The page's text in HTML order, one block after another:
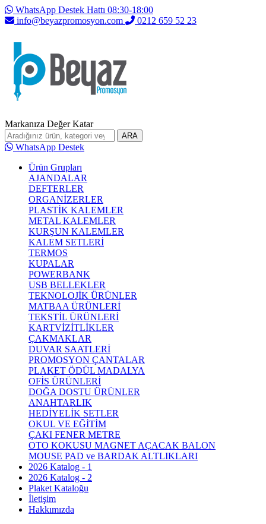
WhatsApp Destek Hattı 08:30-18:00
info@beyazpromosyon.com
0212 659 52 23
Markanıza Değer Katar
ARA
WhatsApp Destek
Ürün Grupları
AJANDALAR
DEFTERLER
ORGANİZERLER
PLASTİK KALEMLER
METAL KALEMLER
KURŞUN KALEMLER
KALEM SETLERİ
TERMOS
KUPALAR
POWERBANK
USB BELLEKLER
TEKNOLOJİK ÜRÜNLER
MATBAA ÜRÜNLERİ
TEKSTİL ÜRÜNLERİ
KARTVİZİTLİKLER
ÇAKMAKLAR
DUVAR SAATLERİ
PROMOSYON ÇANTALAR
PLAKET ÖDÜL MADALYA
OFİS ÜRÜNLERİ
DOĞA DOSTU ÜRÜNLER
ANAHTARLIK
HEDİYELİK SETLER
OKUL VE EĞİTİM
ÇAKI FENER METRE
OTO KOKUSU MAGNET AÇACAK BALON
MOUSE PAD ve BARDAK ALTLIKLARI
2026 Katalog - 1
2026 Katalog - 2
Plaket Kataloğu
İletişim
Hakkımızda